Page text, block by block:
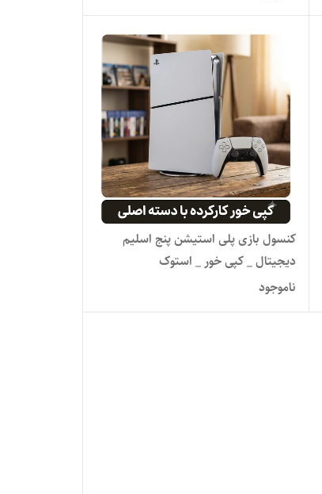
کنسول بازی پلی استیشن پنج اسلیم
دیجیتال _ کپی خور _ استوک
ناموجود